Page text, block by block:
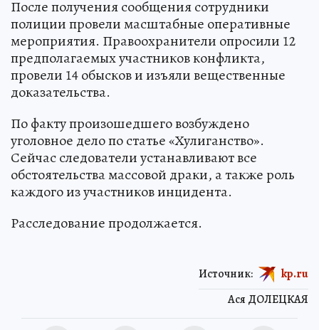
После получения сообщения сотрудники
полиции провели масштабные оперативные
мероприятия. Правоохранители опросили 12
предполагаемых участников конфликта,
провели 14 обысков и изъяли вещественные
доказательства.
По факту произошедшего возбуждено
уголовное дело по статье «Хулиганство».
Сейчас следователи устанавливают все
обстоятельства массовой драки, а также роль
каждого из участников инцидента.
Расследование продолжается.
Ася ДОЛЕЦКАЯ
Источник: kp.ru